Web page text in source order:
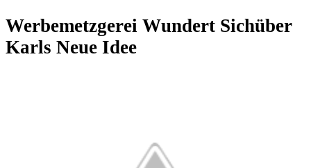
Werbemetzgerei Wundert Sichüber
Karls Neue Idee